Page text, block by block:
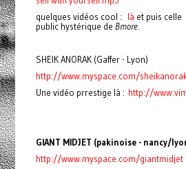
quelques vidéos cool : là et puis celle
public hystérique de Bmore.
SHEIK ANORAK (Gaffer - Lyon)
http://www.myspace.com/
Une vidéo prrestige là : http://
GIANT MIDJET (pakinoise - nancy/
http://www.myspace.com/giantmidjet